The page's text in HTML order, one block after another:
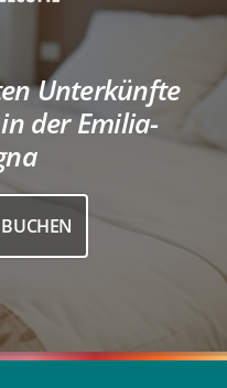
Unterkünfte
der Emilia-